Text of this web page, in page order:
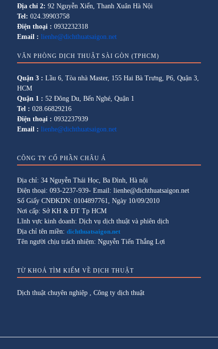
Địa chỉ 2: 92 Nguyễn Xiển, Thanh Xuân Hà Nội
Tel: 024.39903758
Điện thoại : 0932232318
Email : lienhe@dichthuatsaigon.net
VĂN PHÒNG DỊCH THUẬT SÀI GÒN (TPHCM)
Quận 3 : Lầu 6, Tòa nhà Master, 155 Hai Bà Trưng, P6, Quận 3,
HCM
Quận 1 : 52 Đông Du, Bến Nghé, Quận 1
Tel : 028.66829216
Điện thoại : 0932237939
Email : lienhe@dichthuatsaigon.net
CÔNG TY CỔ PHẦN CHÂU Á
Địa chỉ: 34 Nguyễn Thái Học, Ba Đình, Hà nội
Điện thoại: 093-2237-939- Email: lienhe@dichthuatsaigon.net
Số Giấy CNĐKDN: 0104897761, Ngày 10/09/2010
Nơi cấp: Sở KH & ĐT Tp HCM
Lĩnh vực kinh doanh: Dịch vụ dịch thuật và phiên dịch
Địa chỉ tên miền: dichthuatsaigon.net
Tên người chịu trách nhiệm: Nguyễn Tiến Thắng Lợi
TỪ KHOÁ TÌM KIẾM VỀ DỊCH THUẬT
Dịch thuật chuyên nghiệp , Công ty dịch thuật